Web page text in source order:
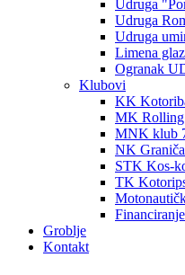
Udruga
Udruga
Udruga
Limena
Ogranak
Klubovi
KK
MK Rolling
MNK klub
NK
STK Kos-
TK
Groblje
Kontakt